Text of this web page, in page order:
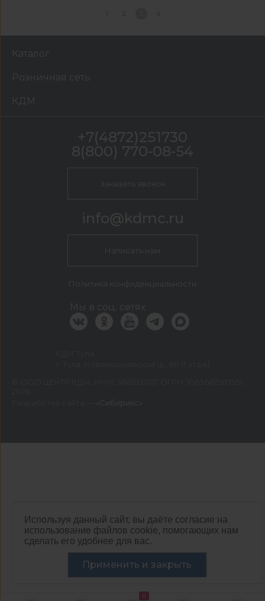
0
1 2 4
Используя данный сайт, вы даёте согласие на
использование файлов cookie, помогающих нам
сделать его удобнее для вас.
Применить и закрыть
Каталог
Розничная сеть
КДМ
+7(4872)251730
8(800) 770-08-54
Заказать звонок
info@kdmc.ru
Написать нам
Политика конфиденциальности
Мы в соц. сетях
«Сибирикс»